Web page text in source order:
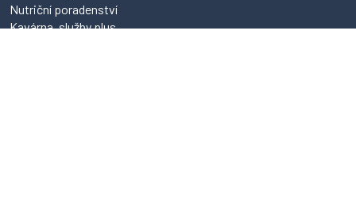
Nutriční poradenství
Kavárna, služby plus